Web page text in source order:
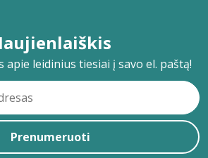
apie leidinius tiesiai į savo el. paštą!
Prenumeruoti